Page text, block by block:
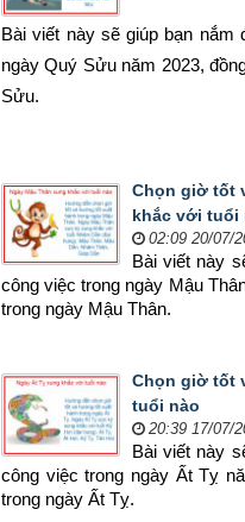
Bài viết này sẽ giúp bạn
ngày Quý Sửu năm 2023,
Sửu.
Chọn giờ tốt
khắc với tuổi
02:09 20/07/
Bài viết này
công việc trong ngày Mậu
trong ngày Mậu Thân.
Chọn giờ tốt
tuổi nào
20:39 17/07/
Bài viết này
công việc trong ngày Ất Tỵ
trong ngày Ất Tỵ.